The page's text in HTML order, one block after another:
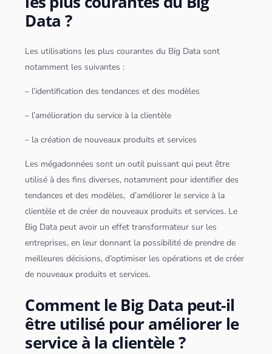
Data ?
Les utilisations les plus courantes du Big Data sont
notamment les suivantes :
– l’identification des tendances et des modèles
– l’amélioration du service à la clientèle
– la création de nouveaux produits et services
Les mégadonnées sont un outil puissant qui peut être
utilisé à des fins diverses, notamment pour identifier des
tendances et des modèles, d’améliorer le service à la
clientèle et de créer de nouveaux produits et services. Le
Big Data peut avoir un effet transformateur sur les
entreprises, en leur donnant la possibilité de prendre de
meilleures décisions, d’optimiser les opérations et de créer
de nouveaux produits et services.
Comment le Big Data peut-il
être utilisé pour améliorer le
service à la clientèle ?